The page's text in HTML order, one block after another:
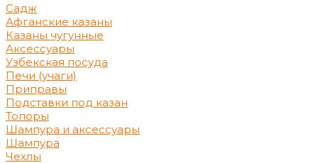
Садж
Афганские казаны
Казаны чугунные
Аксессуары
Узбекская посуда
Печи (учаги)
Приправы
Подставки под казан
Топоры
Шампура и аксессуары
Шампура
Чехлы